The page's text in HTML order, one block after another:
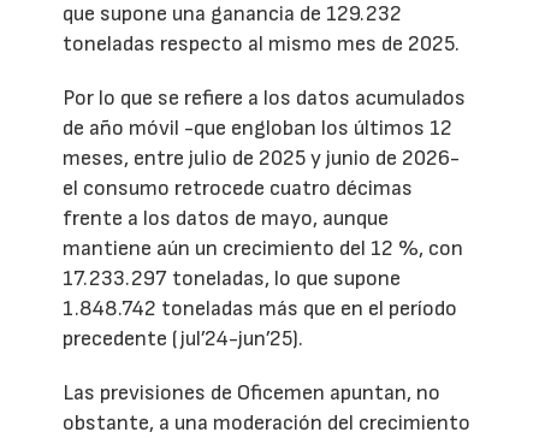
que supone una ganancia de 129.232
toneladas respecto al mismo mes de 2025.
Por lo que se refiere a los datos acumulados
de año móvil -que engloban los últimos 12
meses, entre julio de 2025 y junio de 2026-
el consumo retrocede cuatro décimas
frente a los datos de mayo, aunque
mantiene aún un crecimiento del 12 %, con
17.233.297 toneladas, lo que supone
1.848.742 toneladas más que en el período
precedente (jul’24-jun’25).
Las previsiones de Oficemen apuntan, no
obstante, a una moderación del crecimiento